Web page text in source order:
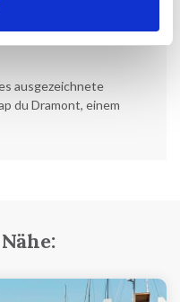
und dann in der Region
. Die Website ist
ausgezeichnete
du Dramont, einem